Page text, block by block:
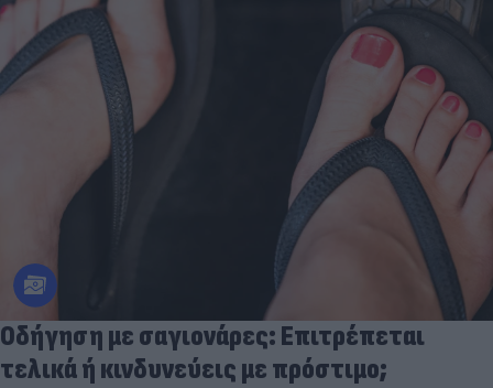
Οδήγηση με σαγιονάρες: Επιτρέπεται
τελικά ή κινδυνεύεις με πρόστιμο;